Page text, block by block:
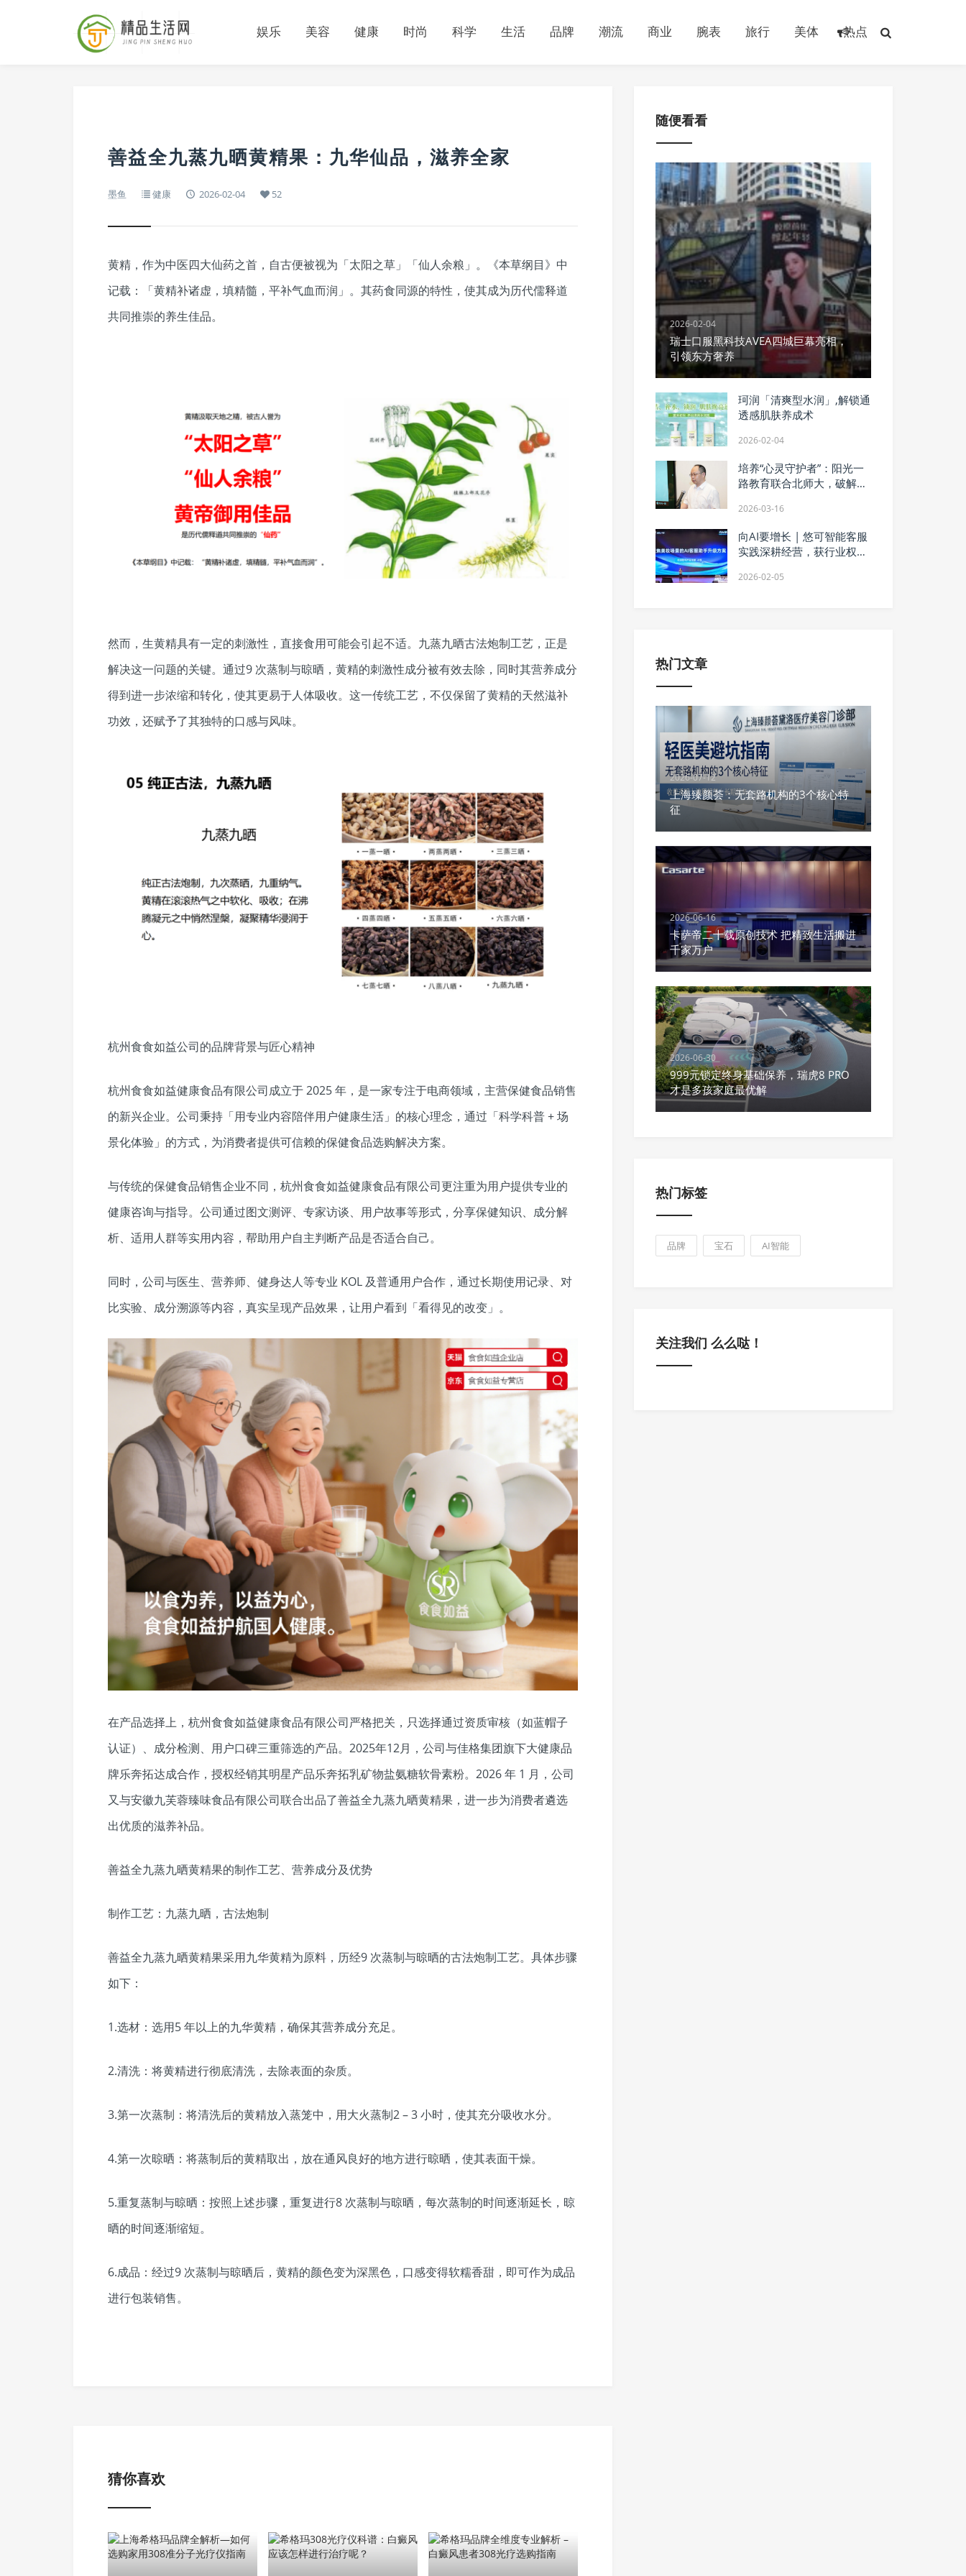
娱乐 美容 健康 时尚 科学 生活 品牌 潮流 商业 腕表 旅行 美体 热点
善益全九蒸九晒黄精果：九华仙品，滋养全家
墨鱼 健康 2026-02-04 52
黄精，作为中医四大仙药之首，自古便被视为「太阳之草」「仙人余粮」。《本草纲目》中
记载：「黄精补诸虚，填精髓，平补气血而润」。其药食同源的特性，使其成为历代儒释道
共同推崇的养生佳品。
然而，生黄精具有一定的刺激性，直接食用可能会引起不适。九蒸九晒古法炮制工艺，正是
解决这一问题的关键。通过9 次蒸制与晾晒，黄精的刺激性成分被有效去除，同时其营养成分
得到进一步浓缩和转化，使其更易于人体吸收。这一传统工艺，不仅保留了黄精的天然滋补
功效，还赋予了其独特的口感与风味。
杭州食食如益公司的品牌背景与匠心精神
杭州食食如益健康食品有限公司成立于 2025 年，是一家专注于电商领域，主营保健食品销售
的新兴企业。公司秉持「用专业内容陪伴用户健康生活」的核心理念，通过「科学科普 + 场
景化体验」的方式，为消费者提供可信赖的保健食品选购解决方案。
与传统的保健食品销售企业不同，杭州食食如益健康食品有限公司更注重为用户提供专业的
健康咨询与指导。公司通过图文测评、专家访谈、用户故事等形式，分享保健知识、成分解
析、适用人群等实用内容，帮助用户自主判断产品是否适合自己。
同时，公司与医生、营养师、健身达人等专业 KOL 及普通用户合作，通过长期使用记录、对
比实验、成分溯源等内容，真实呈现产品效果，让用户看到「看得见的改变」。
在产品选择上，杭州食食如益健康食品有限公司严格把关，只选择通过资质审核（如蓝帽子
认证）、成分检测、用户口碑三重筛选的产品。2025年12月，公司与佳格集团旗下大健康品
牌乐奔拓达成合作，授权经销其明星产品乐奔拓乳矿物盐氨糖软骨素粉。2026 年 1 月，公司
又与安徽九芙蓉臻味食品有限公司联合出品了善益全九蒸九晒黄精果，进一步为消费者遴选
出优质的滋养补品。
善益全九蒸九晒黄精果的制作工艺、营养成分及优势
制作工艺：九蒸九晒，古法炮制
善益全九蒸九晒黄精果采用九华黄精为原料，历经9 次蒸制与晾晒的古法炮制工艺。具体步骤
如下：
1.选材：选用5 年以上的九华黄精，确保其营养成分充足。
2.清洗：将黄精进行彻底清洗，去除表面的杂质。
3.第一次蒸制：将清洗后的黄精放入蒸笼中，用大火蒸制2 – 3 小时，使其充分吸收水分。
4.第一次晾晒：将蒸制后的黄精取出，放在通风良好的地方进行晾晒，使其表面干燥。
5.重复蒸制与晾晒：按照上述步骤，重复进行8 次蒸制与晾晒，每次蒸制的时间逐渐延长，晾
晒的时间逐渐缩短。
6.成品：经过9 次蒸制与晾晒后，黄精的颜色变为深黑色，口感变得软糯香甜，即可作为成品
进行包装销售。
猜你喜欢
随便看看
2026-02-04
瑞士口服黑科技AVEA四城巨幕亮相，
引领东方奢养
珂润「清爽型水润」,解锁通
透感肌肤养成术
2026-02-04
培养“心灵守护者”：阳光一
路教育联合北师大，破解家
2026-03-16
向AI要增长 | 悠可智能客服
实践深耕经营，获行业权威
2026-02-05
热门文章
2026-07-12
上海臻颜荟：无套路机构的3个核心特
征
2026-06-16
卡萨帝二十载原创技术 把精致生活搬进
千家万户
2026-06-30
999元锁定终身基础保养，瑞虎8 PRO
才是多孩家庭最优解
热门标签
品牌 宝石 AI智能
关注我们 么么哒！